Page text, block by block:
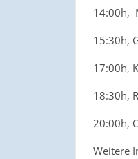
14:00h,
15:30h,
17:00h,
18:30h,
20:00h,
Weitere